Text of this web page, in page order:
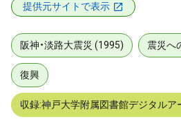
提供元サイトで表示
阪神・淡路大震災 (1995) 震災へ
復興
収録:神戸大学附属図書館デジタルア